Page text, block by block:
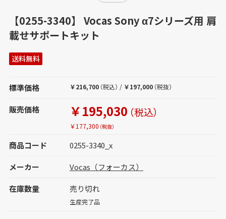
【0255-3340】 Vocas Sony α7シリーズ用 肩
載せサポートキット
送料無料
標準価格 ￥216,700 （税込） / ￥197,000 （税抜）
販売価格 ￥195,030 （税込）
￥177,300 （税抜）
商品コード 0255-3340_x
メーカー Vocas（フォーカス）
在庫数量 売り切れ
生産完了品